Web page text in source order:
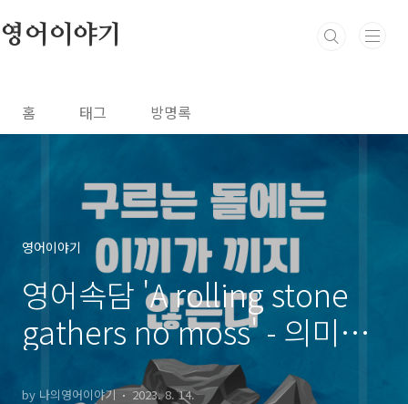
영어이야기
홈 태그 방명록
영어이야기
영어속담 'A rolling stone
gathers no moss' - 의미와
이중적 상징
by 나의영어이야기 2023. 8. 14.